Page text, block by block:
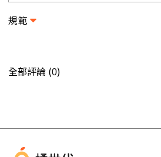
規範
全部評論 (0)